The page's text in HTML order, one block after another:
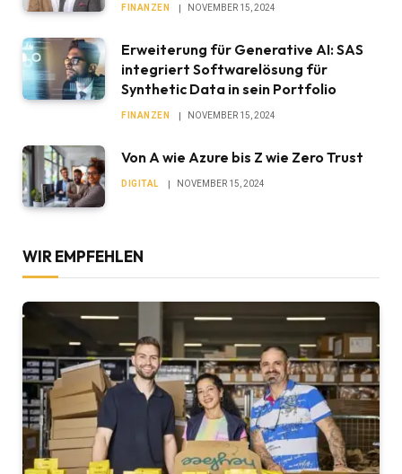
FINANZEN NOVEMBER 15, 2024
Erweiterung für Generative AI: SAS
integriert Softwarelösung für
Synthetic Data in sein Portfolio
FINANZEN NOVEMBER 15, 2024
Von A wie Azure bis Z wie Zero Trust
DIGITAL NOVEMBER 15, 2024
WIR EMPFEHLEN